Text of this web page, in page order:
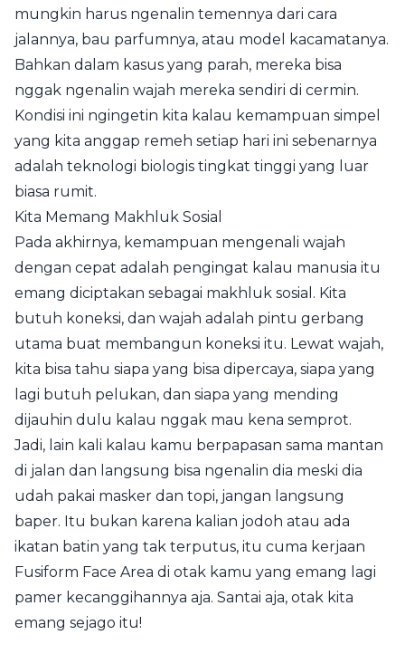
mungkin harus ngenalin temennya dari cara
jalannya, bau parfumnya, atau model kacamatanya.
Bahkan dalam kasus yang parah, mereka bisa
nggak ngenalin wajah mereka sendiri di cermin.
Kondisi ini ngingetin kita kalau kemampuan simpel
yang kita anggap remeh setiap hari ini sebenarnya
adalah teknologi biologis tingkat tinggi yang luar
biasa rumit.
Kita Memang Makhluk Sosial
Pada akhirnya, kemampuan mengenali wajah
dengan cepat adalah pengingat kalau manusia itu
emang diciptakan sebagai makhluk sosial. Kita
butuh koneksi, dan wajah adalah pintu gerbang
utama buat membangun koneksi itu. Lewat wajah,
kita bisa tahu siapa yang bisa dipercaya, siapa yang
lagi butuh pelukan, dan siapa yang mending
dijauhin dulu kalau nggak mau kena semprot.
Jadi, lain kali kalau kamu berpapasan sama mantan
di jalan dan langsung bisa ngenalin dia meski dia
udah pakai masker dan topi, jangan langsung
baper. Itu bukan karena kalian jodoh atau ada
ikatan batin yang tak terputus, itu cuma kerjaan
Fusiform Face Area di otak kamu yang emang lagi
pamer kecanggihannya aja. Santai aja, otak kita
emang sejago itu!